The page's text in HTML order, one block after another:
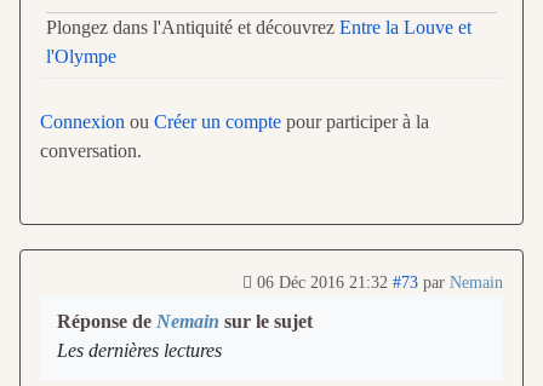
Plongez dans l'Antiquité et découvrez Entre la Louve et
l'Olympe
Connexion ou Créer un compte pour participer à la
conversation.
06 Déc 2016 21:32 #73 par Nemain
Réponse de Nemain sur le sujet
Les dernières lectures